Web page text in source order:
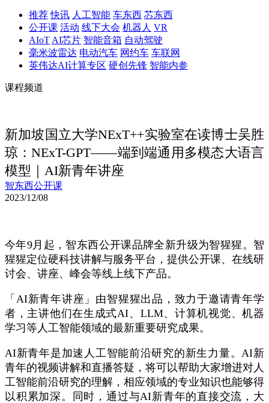
推荐 快讯 人工智能 车东西 芯东西
公开课 活动 线下大会 机器人 VR
AIoT AI芯片 智能音箱 自动驾驶
毫米波雷达 电动汽车 网约车 车联网
英伟达AI计算专区 硬创先锋 智能内参
课程频道
新加坡国立大学NExT++实验室在读博士吴胜
琼：NExT-GPT——端到端通用多模态大语言
模型｜AI新青年讲座
智东西公开课
2023/12/08
今年9月起，智东西公开课品牌全新升级为智猩猩。智
猩猩定位硬科技讲解与服务平台，提供公开课、在线研
讨会、讲座、峰会等线上线下产品。
「AI新青年讲座」由智猩猩出品，致力于邀请青年学
者，主讲他们在生成式AI、LLM、计算机视觉、机器
学习等人工智能领域的最新重要研究成果。
AI新青年是加速人工智能前沿研究的新生力量。AI新
青年的视频讲解和直播答疑，将可以帮助大家增进对人
工智能前沿研究的理解，相应领域的专业知识也能够得
以积累加深。同时，通过与AI新青年的直接交流，大